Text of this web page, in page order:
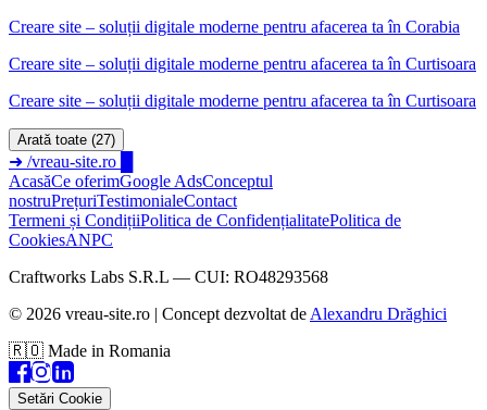
Creare site – soluții digitale moderne pentru afacerea ta în Corabia
Creare site – soluții digitale moderne pentru afacerea ta în Curtisoara
Creare site – soluții digitale moderne pentru afacerea ta în Curtisoara
Arată toate (27)
➜ /vreau-site.ro
AcasăCe oferimGoogle AdsConceptul
nostruPrețuriTestimonialeContact
Termeni și CondițiiPolitica de ConfidențialitatePolitica de
CookiesANPC
Craftworks Labs S.R.L — CUI: RO48293568
© 2026 vreau-site.ro | Concept dezvoltat de Alexandru Drăghici
🇷🇴 Made in Romania
Setări Cookie